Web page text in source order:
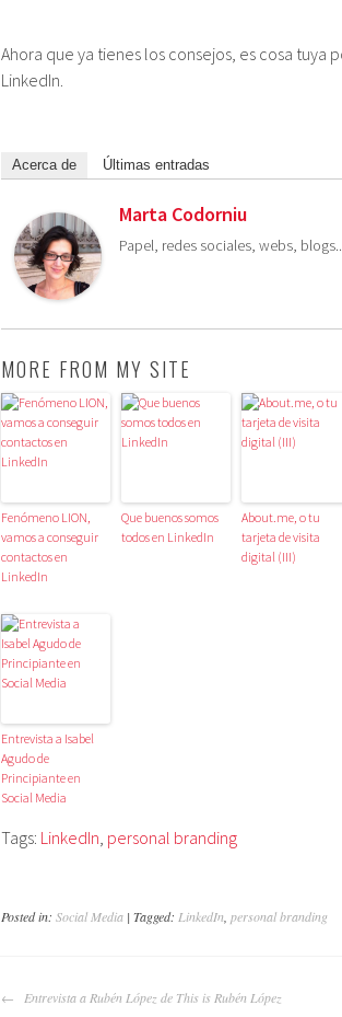
Ahora que ya tienes los consejos, es cosa
LinkedIn.
Acerca de Últimas entradas
Marta Codorniu
Papel, redes sociales, webs,
MORE FROM MY SITE
Fenómeno LION,
vamos a conseguir
contactos en
LinkedIn
Que buenos somos
todos en LinkedIn
About.me, o tu
tarjeta de visita
digital (III)
Entrevista a Isabel
Agudo de
Principiante en
Social Media
Tags: LinkedIn, personal branding
Posted in: Social Media | Tagged: LinkedIn personal branding
NAVEGADOR
Entrevista a Rubén López de This is Rubén López